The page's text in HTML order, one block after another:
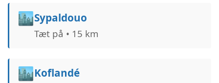
🏙️Sypaldouo
Tæt på • 15 km
🏙️Koflandé